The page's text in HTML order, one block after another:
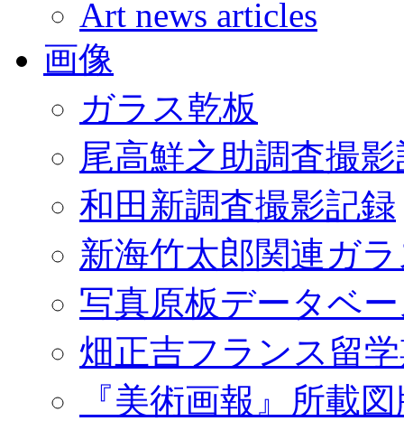
Art news articles
画像
ガラス乾板
尾高鮮之助調査撮
和田新調査撮影記録
新海竹太郎関連ガ
写真原板データベ
畑正吉フランス留
『美術画報』所載